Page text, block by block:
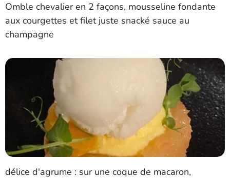
Omble chevalier en 2 façons, mousseline fondante
aux courgettes et filet juste snacké sauce au
champagne
délice d'agrume : sur une coque de macaron,